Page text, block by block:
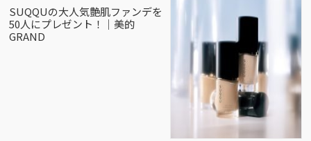
SUQQUの大人気艶肌ファンデを
50人にプレゼント！｜美的
GRAND